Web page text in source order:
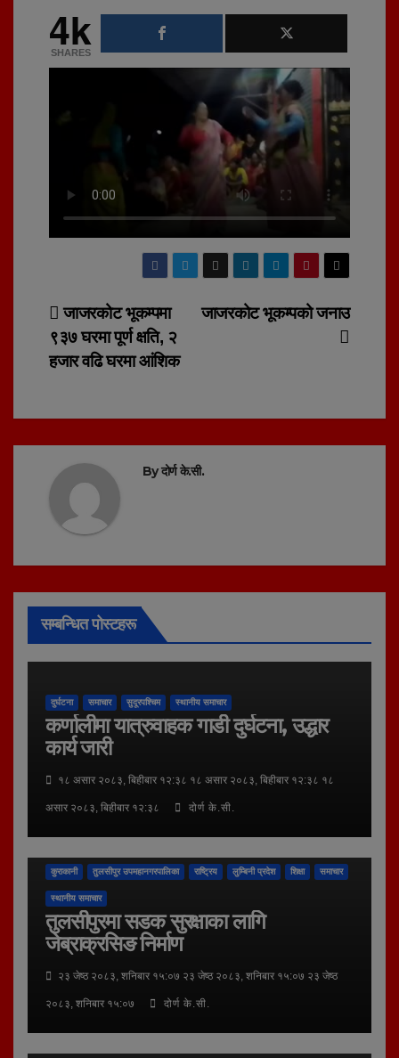
4k
SHARES
Post
navigation
जाजरकोट भूकम्पको जनाउ
जाजरकोट भूकम्पमा
९३७ घरमा पूर्ण क्षति, २
हजार वढि घरमा आंशिक
Byदोर्ण के.सी.
सम्बन्धित पोस्टहरू
दुर्घटना समाचार सुदूरपश्चिम स्थानीय समाचार
कर्णालीमा यात्रुवाहक गाडी दुर्घटना, उद्धार
कार्य जारी
१८ असार २०८३, बिहीबार १२:३८ १८ असार २०८३, बिहीबार १२:३८ १८
असार २०८३, बिहीबार १२:३८ दोर्ण के.सी.
कुराकानी तुलसीपुर उपमहानगरपालिका राष्ट्रिय लुम्बिनी प्रदेश शिक्षा समाचार
स्थानीय समाचार
तुलसीपुरमा सडक सुरक्षाका लागि
जेब्राक्रसिङ निर्माण
२३ जेष्ठ २०८३, शनिबार १५:०७ २३ जेष्ठ २०८३, शनिबार १५:०७ २३ जेष्ठ
२०८३, शनिबार १५:०७ दोर्ण के.सी.